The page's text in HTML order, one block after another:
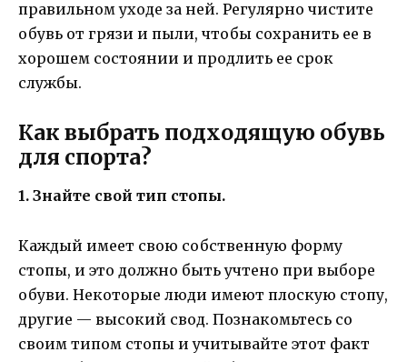
правильном уходе за ней. Регулярно чистите
обувь от грязи и пыли, чтобы сохранить ее в
хорошем состоянии и продлить ее срок
службы.
Как выбрать подходящую обувь
для спорта?
1. Знайте свой тип стопы.
Каждый имеет свою собственную форму
стопы, и это должно быть учтено при выборе
обуви. Некоторые люди имеют плоскую стопу,
другие — высокий свод. Познакомьтесь со
своим типом стопы и учитывайте этот факт